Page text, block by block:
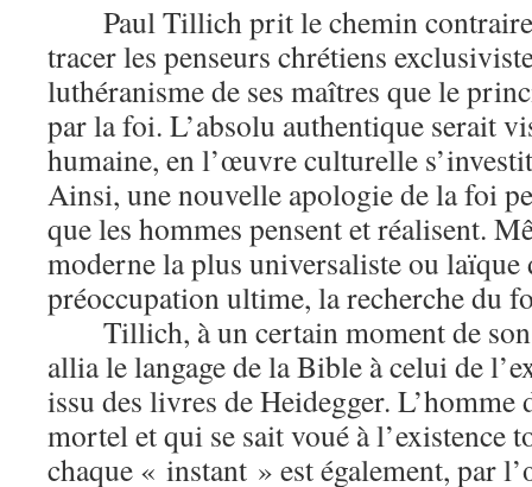
Paul Tillich prit le chemin
tracer les penseurs chrétiens
luthéranisme de ses maîtres que le
par la foi. L’absolu authentique serait
humaine, en l’œuvre culturelle
Ainsi, une nouvelle apologie de la foi
que les hommes pensent et réalisent.
moderne la plus universaliste ou laïque
préoccupation ultime, la recherche du
Tillich, à un certain moment de
allia le langage de la Bible à celui de
issu des livres de Heidegger. L’homme
mortel et qui se sait voué à l’existence
chaque « instant » est également, par